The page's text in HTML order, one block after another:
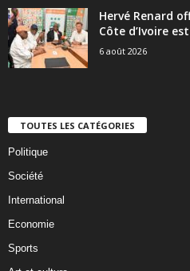
Hervé Renard
Côte d’Ivoire
6 août 2026
TOUTES LES CATÉGORIES
Politique
Société
International
Economie
Sports